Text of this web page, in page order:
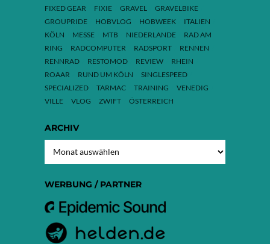
FIXED GEAR
FIXIE GRAVEL
GRAVELBIKE
GROUPRIDE
HOBVLOG HOBWEEK
ITALIEN
KÖLN
MESSE MTB NIEDERLANDE
RAD AM
RING
RADCOMPUTER RADSPORT
RENNEN
RENNRAD
RESTOMOD REVIEW
RHEIN
ROAAR
RUND UM KÖLN
SINGLESPEED
SPECIALIZED
TARMAC TRAINING
VENEDIG
VILLE
VLOG ZWIFT ÖSTERREICH
ARCHIV
WERBUNG / PARTNER